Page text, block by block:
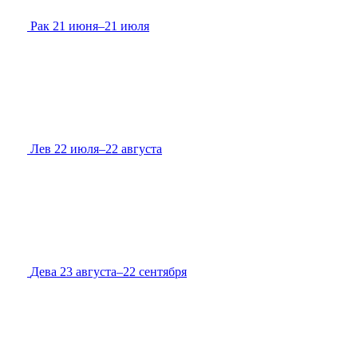
Рак 21 июня–21 июля
Лев 22 июля–22 августа
Дева 23 августа–22 сентября